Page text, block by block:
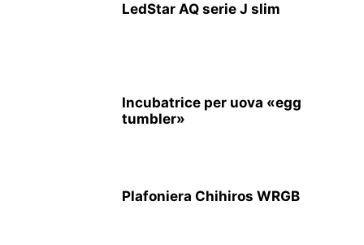
LedStar AQ serie J slim
Incubatrice per uova «egg
tumbler»
Plafoniera Chihiros WRGB